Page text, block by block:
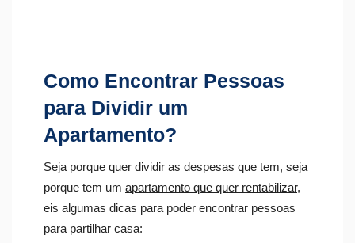
Como Encontrar Pessoas
para Dividir um
Apartamento?
Seja porque quer dividir as despesas que tem, seja
porque tem um apartamento que quer rentabilizar,
eis algumas dicas para poder encontrar pessoas
para partilhar casa: